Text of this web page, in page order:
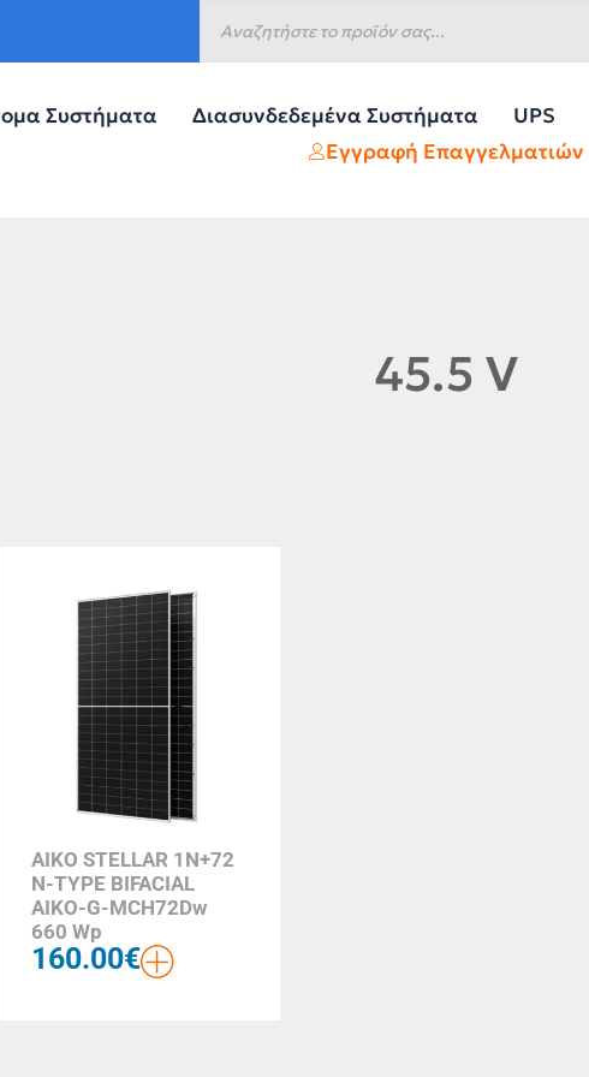
Συστήματα Διασυνδεδεμένα Συστήματα UPS
Εγγραφή Επαγγελματιών
45.5 V
AIKO STELLAR 1N+72
N-TYPE BIFACIAL
AIKO-G-MCH72Dw
660 Wp
160.00€